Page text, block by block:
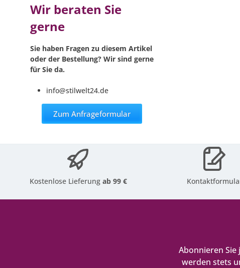
Wir beraten Sie
gerne
Sie haben Fragen zu diesem Artikel
oder der Bestellung? Wir sind gerne
für Sie da.
info@stilwelt24.de
Zum Anfrageformular
Kostenlose Lieferungab 99 €
Abonnieren
werden stets